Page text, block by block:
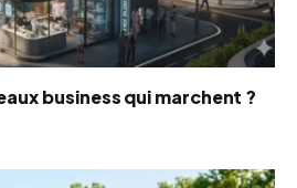
business qui marchent ?